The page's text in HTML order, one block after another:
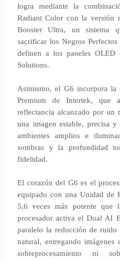
logra mediante la
Radiant Color con la versión
Booster Ultra, un sistema
sacrificar los Negros
definen a los paneles
Solutions.
Asimismo, el G6 incorpora la
Premium de Intertek, que
reflectancia alcanzado por un
una imagen estable, precisa
ambientes amplios e
sombras y la profundidad
fidelidad.
El corazón del G6 es el
equipado con una Unidad de
5,6 veces más potente que
procesador activa el Dual AI
paralelo la reducción de
natural, entregando imágenes
sobreprocesamiento ni